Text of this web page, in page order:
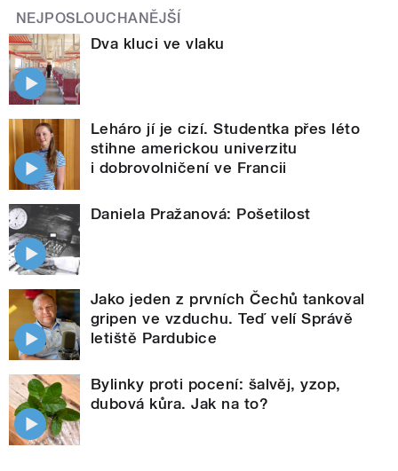
NEJPOSLOUCHANĚJŠÍ
Dva kluci ve vlaku
Leháro jí je cizí. Studentka přes léto
stihne americkou univerzitu
i dobrovolničení ve Francii
Daniela Pražanová: Pošetilost
Jako jeden z prvních Čechů tankoval
gripen ve vzduchu. Teď velí Správě
letiště Pardubice
Bylinky proti pocení: šalvěj, yzop,
dubová kůra. Jak na to?